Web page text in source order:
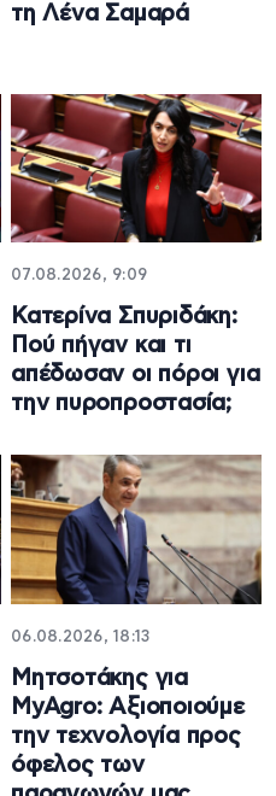
τη Λένα Σαμαρά
07.08.2026, 9:09
Κατερίνα Σπυριδάκη:
Πού πήγαν και τι
απέδωσαν οι πόροι για
την πυροπροστασία;
06.08.2026, 18:13
Μητσοτάκης για
MyAgro: Αξιοποιούμε
την τεχνολογία προς
όφελος των